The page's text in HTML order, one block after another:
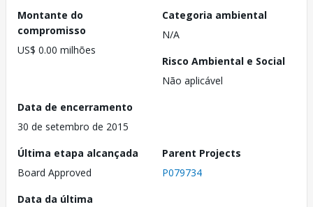
Montante do
compromisso
US$ 0.00 milhões
Categoria ambiental
N/A
Risco Ambiental e Social
Não aplicável
Data de encerramento
30 de setembro de 2015
Última etapa alcançada
Board Approved
Parent Projects
P079734
Data da última